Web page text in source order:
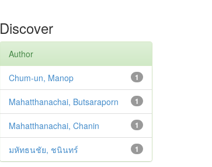
Discover
Author
1
Chum-un, Manop
1
Mahatthanachai, Butsaraporn
1
Mahatthanachai, Chanin
1
มหัทธนชัย, ชนินทร์